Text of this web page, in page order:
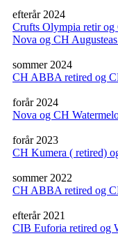
efterår 2024
Crufts Olympia retir og
Nova og CH
sommer 2024
CH ABBA retired og
forår 2024
Nova og CH
forår 2023
CH Kumera ( retired)
sommer 2022
CH ABBA retired og
efterår 2021
CIB Euforia retired og